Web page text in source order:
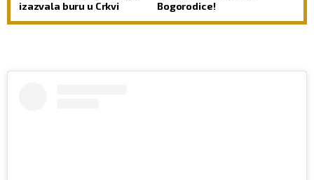
izazvala buru u Crkvi
Bogorodice!